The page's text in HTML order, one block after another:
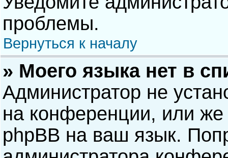
проблемы.
Вернуться к началу
» Моего языка нет в
Администратор не
на конференции, или же
phpBB на ваш язык.